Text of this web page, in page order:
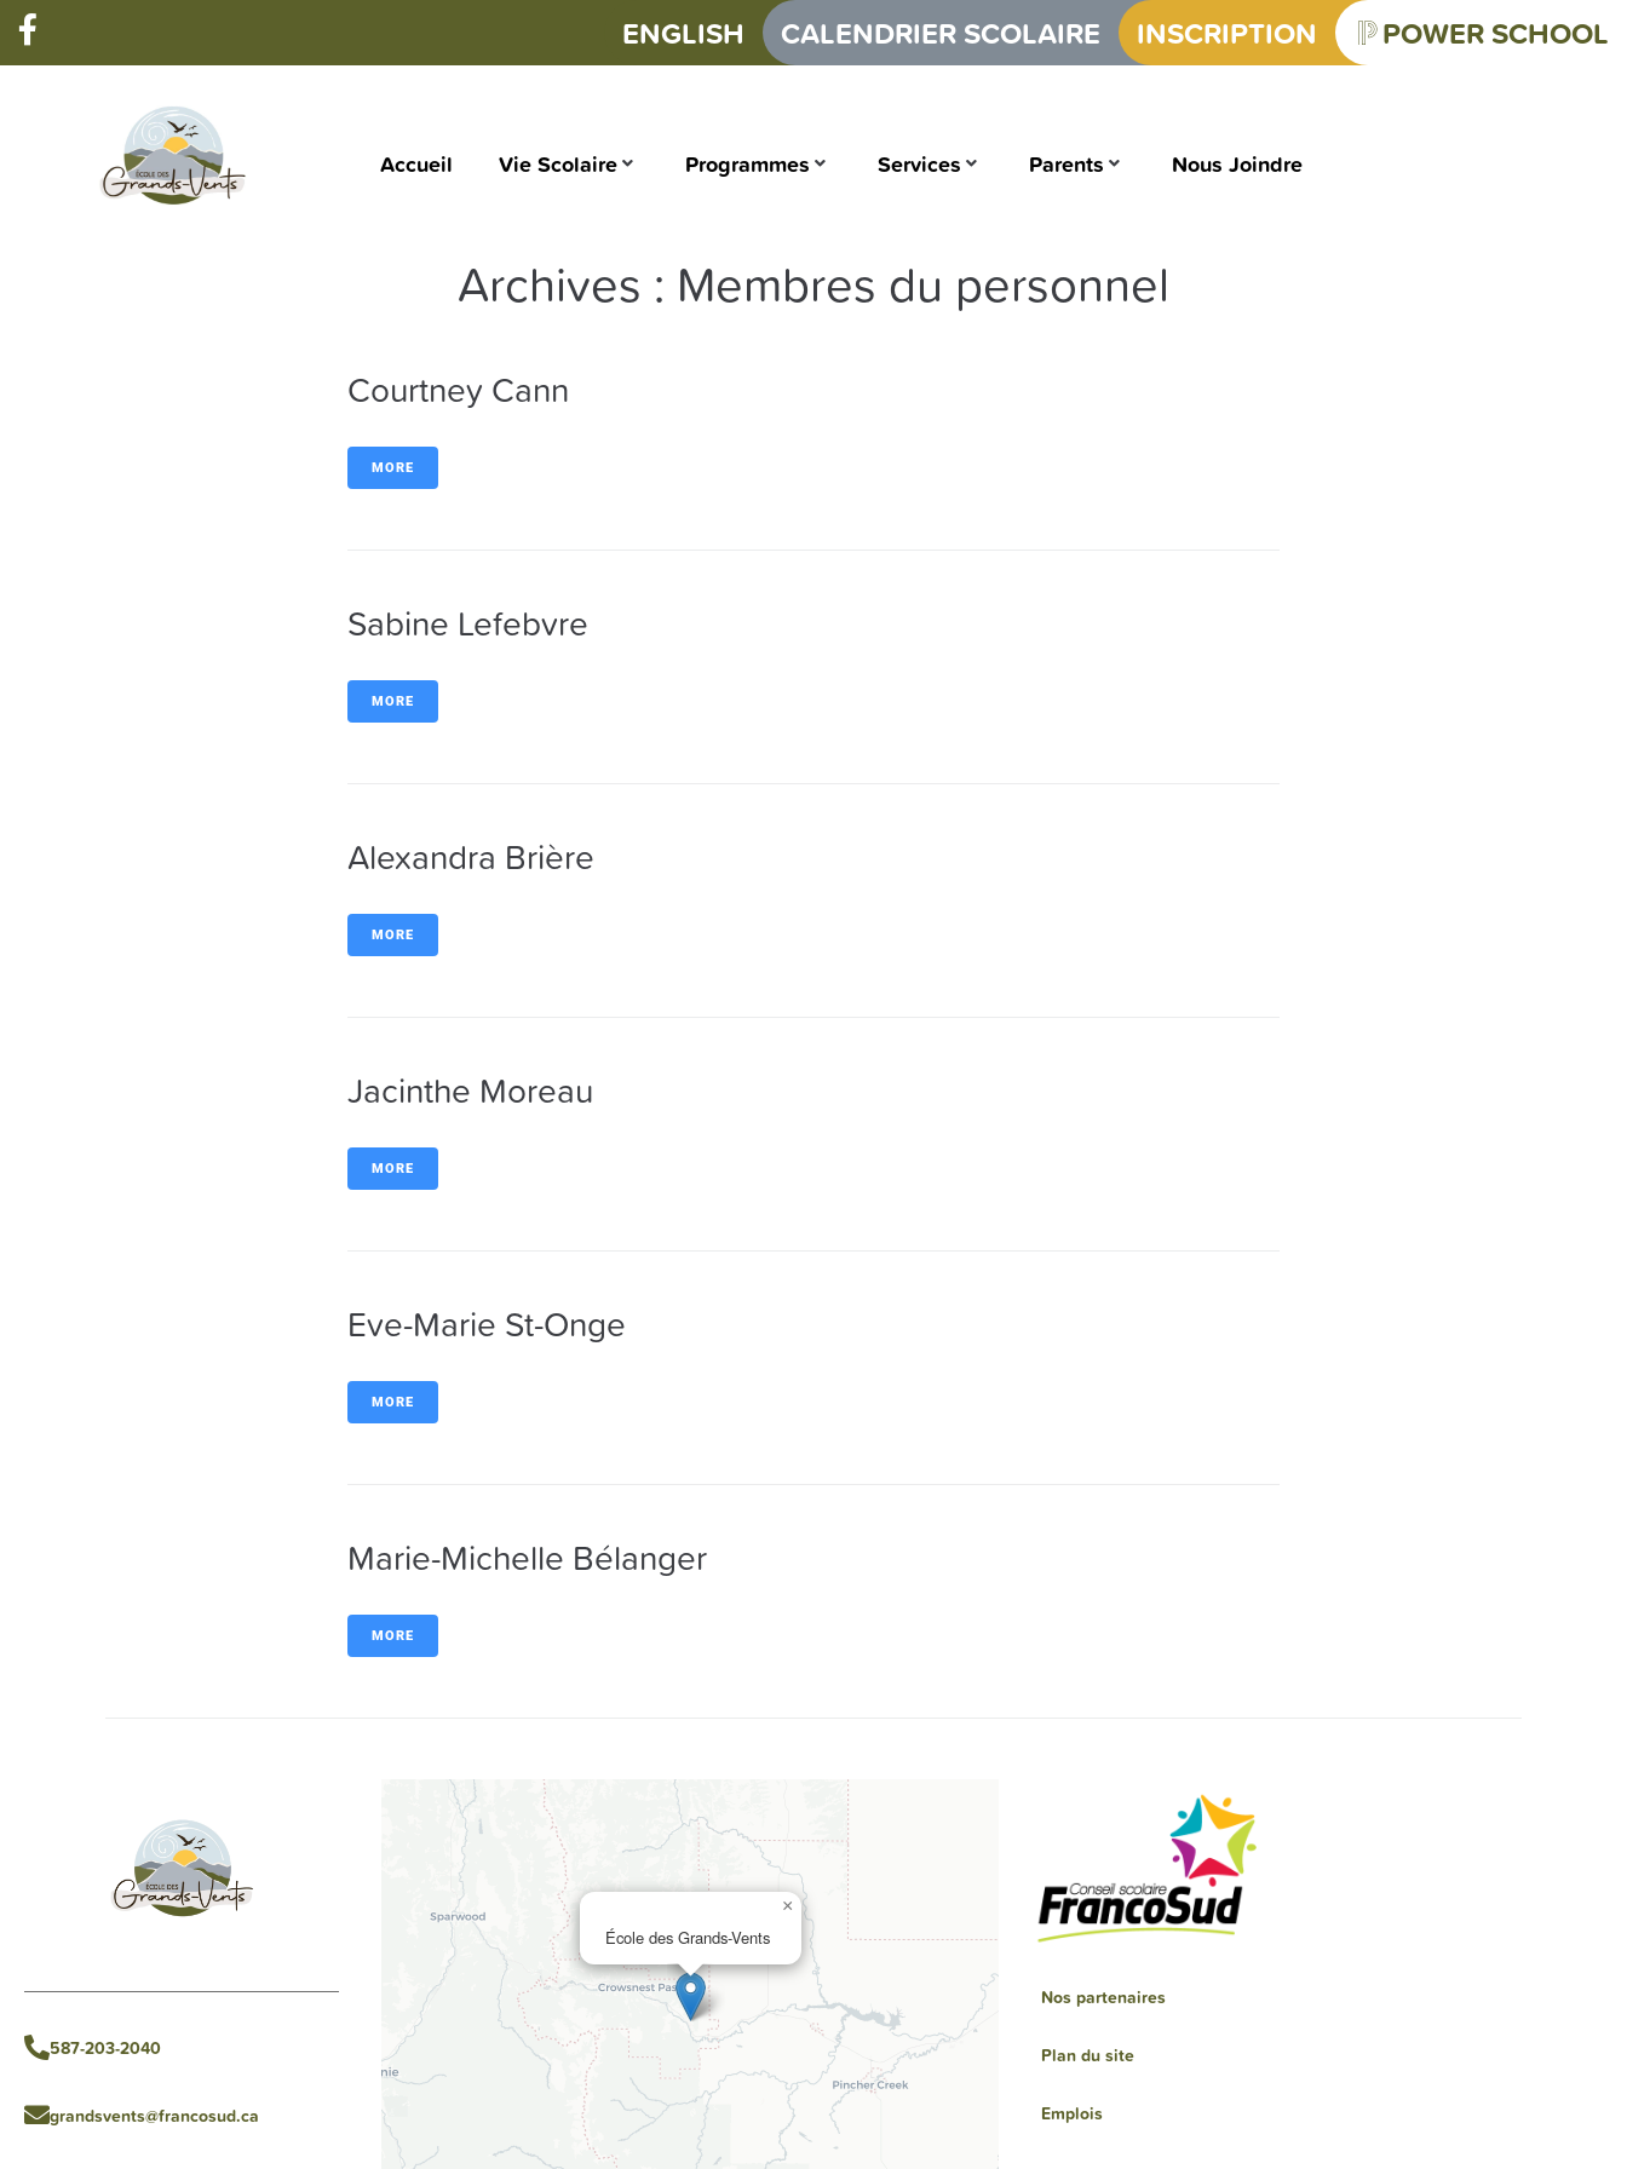
ENGLISH CALENDRIER SCOLAIRE INSCRIPTION POWER SCHOOL
Accueil Vie Scolaire Programmes Services Parents Nous Joindre
Archives : Membres du personnel
Courtney Cann
MORE
Sabine Lefebvre
MORE
Alexandra Brière
MORE
Jacinthe Moreau
MORE
Eve-Marie St-Onge
MORE
Marie-Michelle Bélanger
MORE
587-203-2040
grandsvents@francosud.ca
École des Grands-Vents
×
Nos partenaires
Plan du site
Emplois